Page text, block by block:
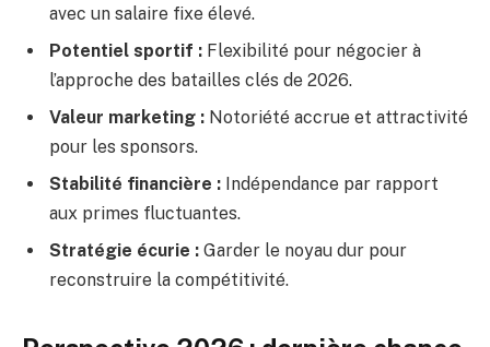
avec un salaire fixe élevé.
Potentiel sportif : Flexibilité pour négocier à
l’approche des batailles clés de 2026.
Valeur marketing : Notoriété accrue et attractivité
pour les sponsors.
Stabilité financière : Indépendance par rapport
aux primes fluctuantes.
Stratégie écurie : Garder le noyau dur pour
reconstruire la compétitivité.